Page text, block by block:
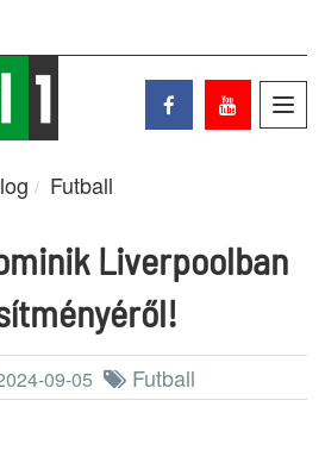
Futball
Liverpoolban
09-05 Futball